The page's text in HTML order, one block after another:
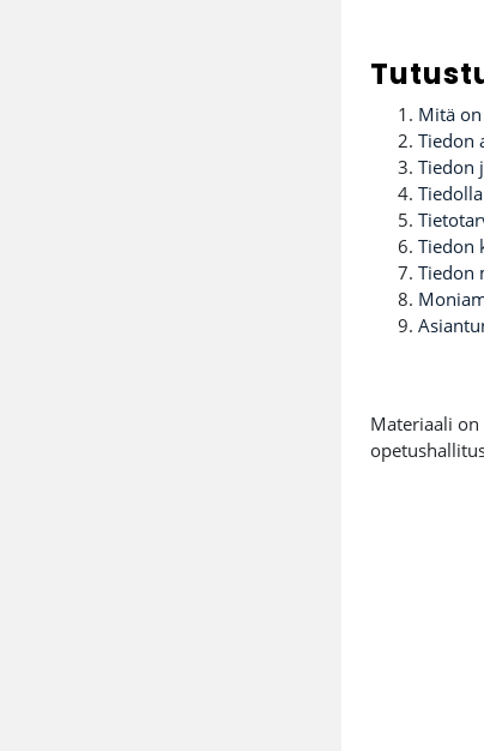
Mitä
Tiedon
Tiedon
Tiedon
Tiedon
Materiaali